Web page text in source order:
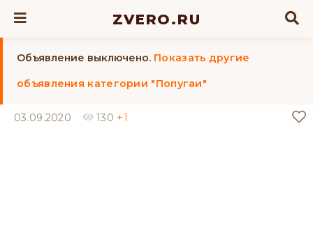
ZVERO.RU
Объявление выключено. Показать другие
объявления категории "Попугаи"
03.09.2020 130 +1